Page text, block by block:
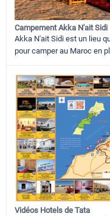
Campement Akka N'ait Sidi
Akka N'ait Sidi est un lieu
pour camper au Maroc en
Vidéos Hotels de Tata